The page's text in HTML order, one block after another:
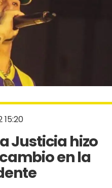
Justicia hizo
en la